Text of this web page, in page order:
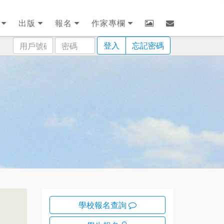
出版 報名
作家專欄
用
戶
密
碼
登入 忘記密碼
學校報名查詢